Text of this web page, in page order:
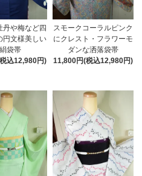
丹や梅など四
円文様美しい
袋帯
込12,980円)
スモークコーラルピンク
にクレスト・フラワーモ
ダンな洒落袋帯
11,800円(税込12,980円)